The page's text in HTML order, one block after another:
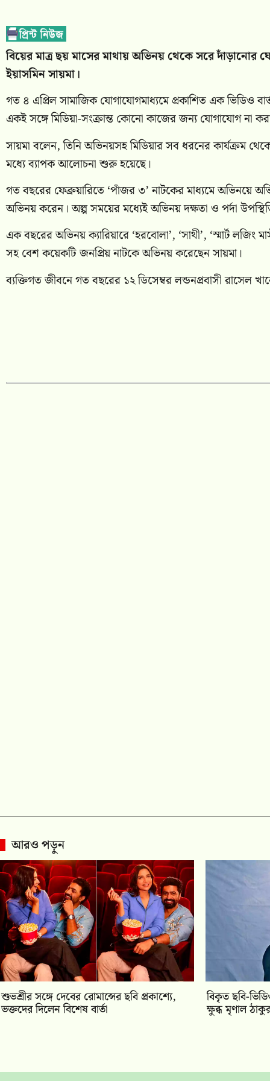
বিয়ের মাত্র ছয় মাসের মাথায় অভিনয় থেকে সরে দাঁড়ানোর
ইয়াসমিন সায়মা।
গত ৪ এপ্রিল সামাজিক যোগাযোগমাধ্যমে প্রকাশিত এক ভিডিও
একই সঙ্গে মিডিয়া-সংক্রান্ত কোনো কাজের জন্য যোগাযোগ না
সায়মা বলেন, তিনি অভিনয়সহ মিডিয়ার সব ধরনের কার্যক্রম
মধ্যে ব্যাপক আলোচনা শুরু হয়েছে।
গত বছরের ফেব্রুয়ারিতে ‘পাঁজর ৩’ নাটকের মাধ্যমে অভিনয়ে
অভিনয় করেন। অল্প সময়ের মধ্যেই অভিনয় দক্ষতা ও পর্দা
এক বছরের অভিনয় ক্যারিয়ারে ‘হরবোলা’, ‘সাথী’, ‘স্মার্ট লজিং
সহ বেশ কয়েকটি জনপ্রিয় নাটকে অভিনয় করেছেন সায়মা।
ব্যক্তিগত জীবনে গত বছরের ১২ ডিসেম্বর লন্ডনপ্রবাসী রাসেল
আরও পড়ুন
শুভশ্রীর সঙ্গে দেবের রোমান্সের ছবি প্রকাশ্যে,
ভক্তদের দিলেন বিশেষ বার্তা
বিকৃত ছবি-
ক্ষুব্ধ মৃণাল